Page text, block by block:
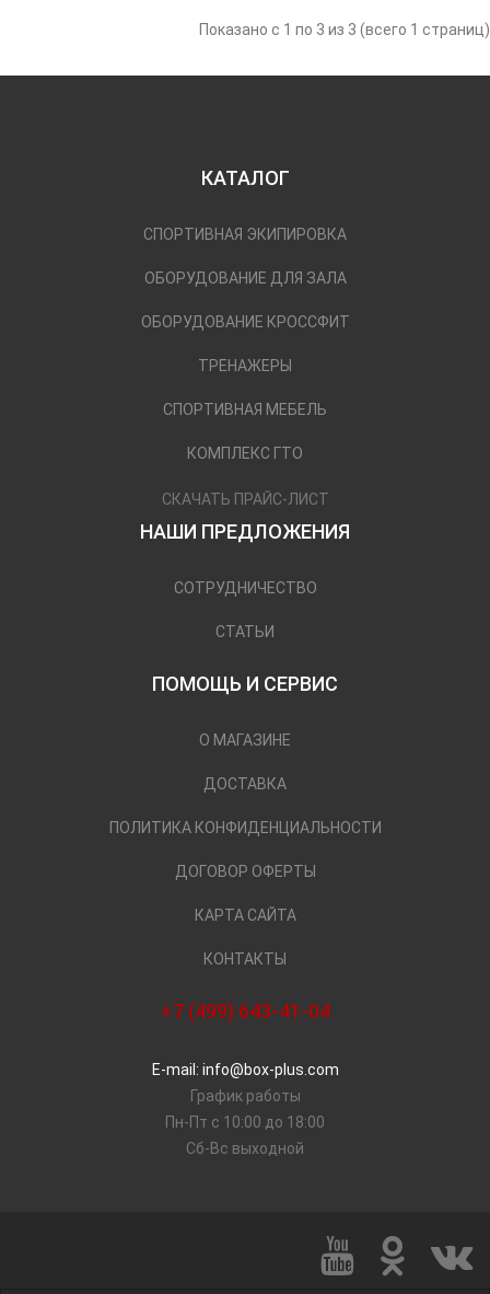
Показано с 1 по 3 из 3 (всего 1 страниц)
КАТАЛОГ
СПОРТИВНАЯ ЭКИПИРОВКА
ОБОРУДОВАНИЕ ДЛЯ ЗАЛА
ОБОРУДОВАНИЕ КРОССФИТ
ТРЕНАЖЕРЫ
СПОРТИВНАЯ МЕБЕЛЬ
КОМПЛЕКС ГТО
СКАЧАТЬ ПРАЙС-ЛИСТ
НАШИ ПРЕДЛОЖЕНИЯ
СОТРУДНИЧЕСТВО
СТАТЬИ
ПОМОЩЬ И СЕРВИС
О МАГАЗИНЕ
ДОСТАВКА
ПОЛИТИКА КОНФИДЕНЦИАЛЬНОСТИ
ДОГОВОР ОФЕРТЫ
КАРТА САЙТА
КОНТАКТЫ
+7 (499) 643-41-04
E-mail: info@box-plus.com
График работы
Пн-Пт с 10:00 до 18:00
Сб-Вс выходной